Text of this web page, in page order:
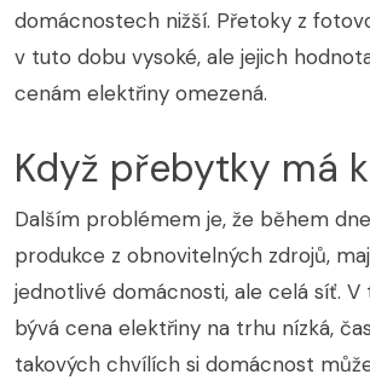
domácnostech nižší. Přetoky z
v tuto dobu vysoké, ale jejich
cenám elektřiny omezená.
Když přebytky má
Dalším problémem je, že během
produkce z obnovitelných zdrojů,
jednotlivé domácnosti, ale celá síť.
bývá cena elektřiny na trhu nízká,
takových chvílích si domácnost